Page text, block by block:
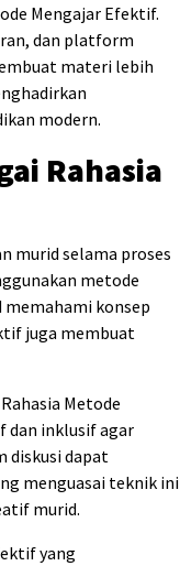
Mengajar Efektif.
dan platform
materi lebih
modern.
Rahasia
murid selama proses
metode
memahami konsep
juga membuat
Metode
dan inklusif agar
diskusi dapat
menguasai teknik ini
murid.
yang